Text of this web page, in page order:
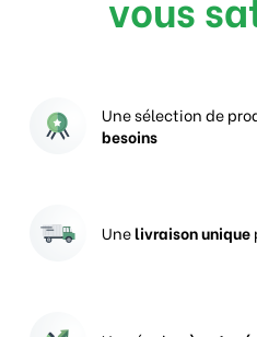
Une sélection de
besoins
Unelivraison unique